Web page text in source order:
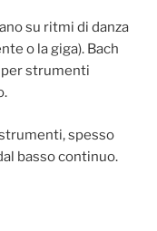
su ritmi di danza
o la giga). Bach
per strumenti
spesso
basso continuo.